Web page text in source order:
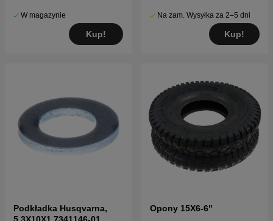
W magazynie
Kup!
Na zam. Wysyłka za 2–5 dni
Kup!
Podkładka Husqvarna,
5,3X10X1 7341146-01
Opony 15X6-6"